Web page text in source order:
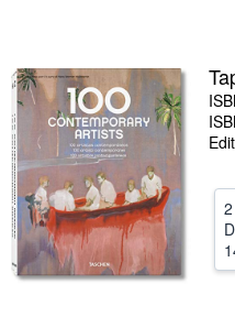
Vendedores
Comenzar a vender
Ayuda